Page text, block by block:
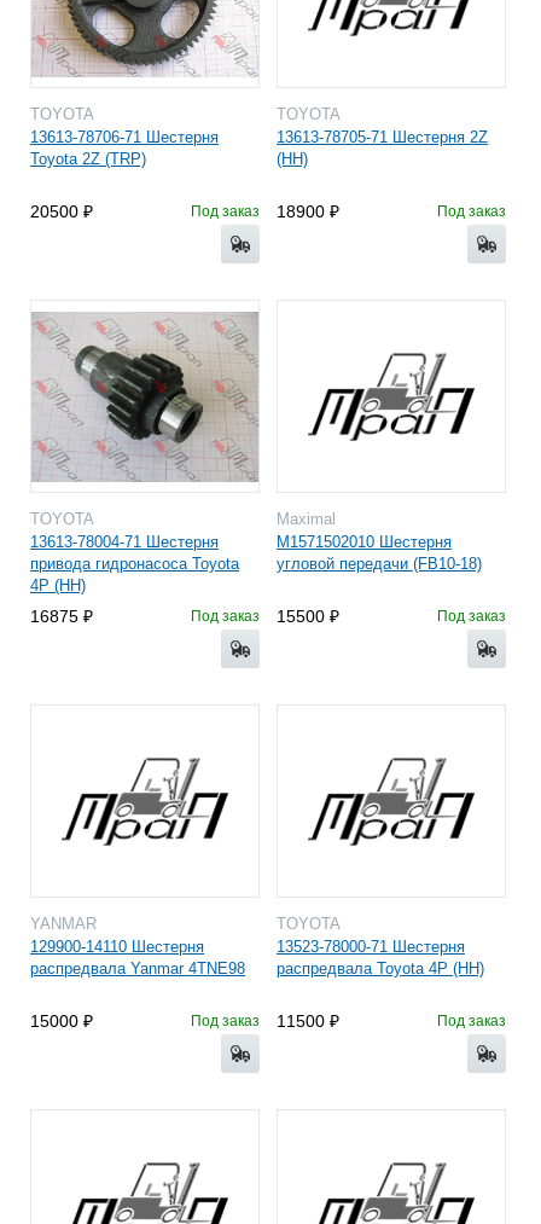
TOYOTA
13613-78706-71 Шестерня
Toyota 2Z (TRP)
20500 Под заказ
TOYOTA
13613-78705-71 Шестерня 2Z
(HH)
18900 Под заказ
TOYOTA
13613-78004-71 Шестерня
привода гидронасоса Toyota
4P (HH)
16875 Под заказ
Maximal
M1571502010 Шестерня
угловой передачи (FB10-18)
15500 Под заказ
YANMAR
129900-14110 Шестерня
распредвала Yanmar 4TNE98
15000 Под заказ
TOYOTA
13523-78000-71 Шестерня
распредвала Toyota 4P (HH)
11500 Под заказ